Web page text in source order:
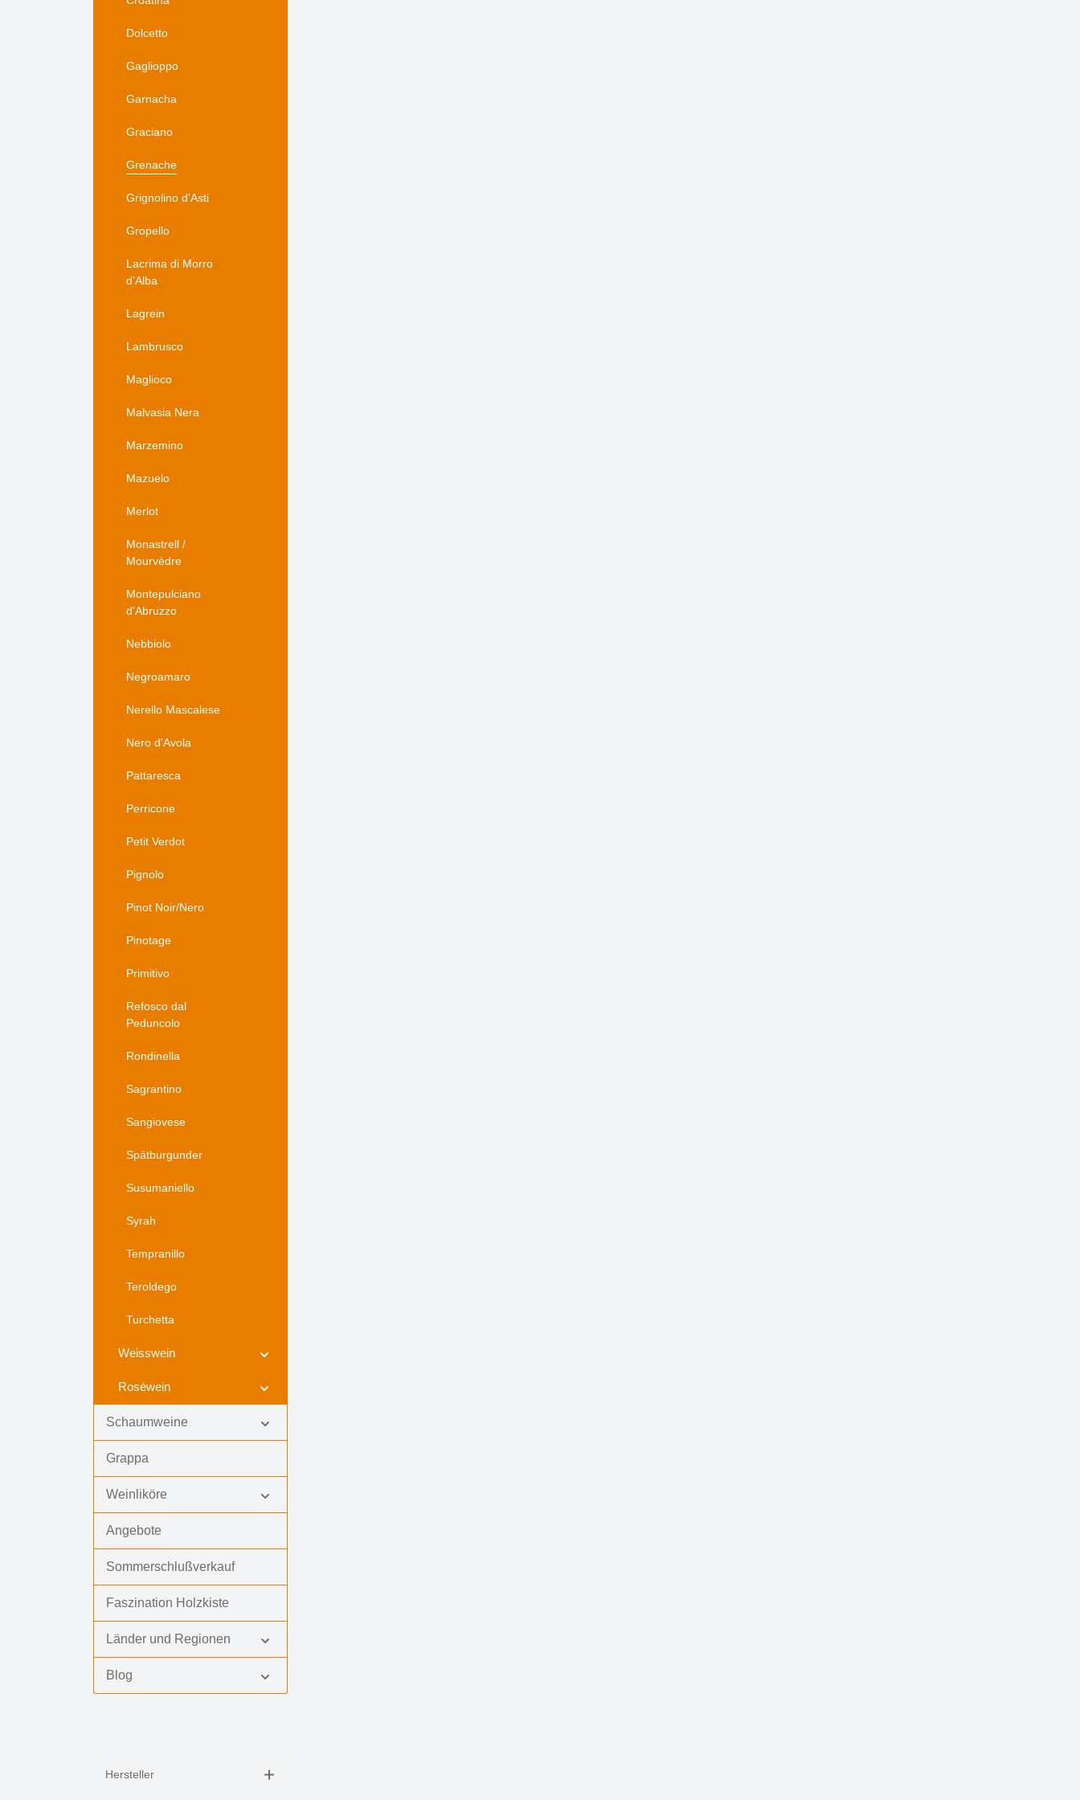
Dolcetto
Gaglioppo
Garnacha
Graciano
Grenache
Grignolino d'Asti
Gropello
Lacrima di Morro
d’Alba
Lagrein
Lambrusco
Maglioco
Malvasia Nera
Marzemino
Mazuelo
Merlot
Monastrell /
Mourvèdre
Montepulciano
d'Abruzzo
Nebbiolo
Negroamaro
Nerello Mascalese
Nero d'Avola
Pattaresca
Perricone
Petit Verdot
Pignolo
Pinot Noir/Nero
Pinotage
Primitivo
Refosco dal
Peduncolo
Rondinella
Sagrantino
Sangiovese
Spätburgunder
Susumaniello
Syrah
Tempranillo
Teroldego
Turchetta
Weisswein
Roséwein
Schaumweine
Grappa
Weinliköre
Angebote
Sommerschlußverkauf
Faszination Holzkiste
Länder und Regionen
Blog
Hersteller